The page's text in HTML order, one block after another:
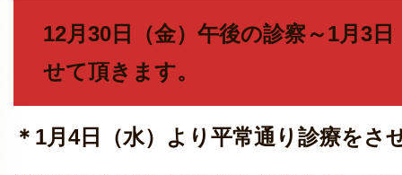
12月30日（金）午後の診察～1月3
せて頂きます。
＊1月4日（水）より平常通り診療をさ